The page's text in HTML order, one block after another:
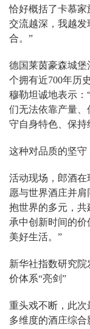
恰好概括了卡慕家
交流越深，我越
合。”
德国莱茵豪森城堡
个拥有近700年历
穆勒坦诚地表示：
们无法依靠产量
守自身特色、保持
这种对品质的坚守
活动现场，郎酒在
愿与世界酒庄并
抱世界的多元，
承中创新时间的
美好生活。”
新华社指数研究
价体系“亮剑”
重头戏不断，此次
多维度的酒庄综